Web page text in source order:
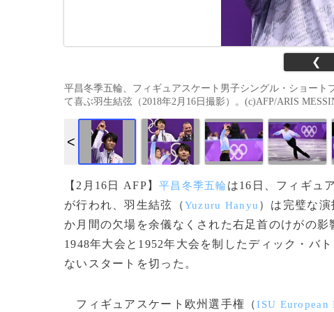
❮
平昌冬季五輪、フィギュアスケート男子シングル・ショー
て喜ぶ羽生結弦（2018年2月16日撮影）。(c)AFP/ARIS
【2月16日 AFP】平昌冬季五輪 は16日、フィギュ
が行われ、羽生結弦（Yuzuru Hanyu ）は完璧な
か月間の欠場を余儀なくされた右足首のけがの
1948年大会と1952年大会を制したディック・バト
ないスタートを切った。
フィギュアスケート欧州選手権（ISU European